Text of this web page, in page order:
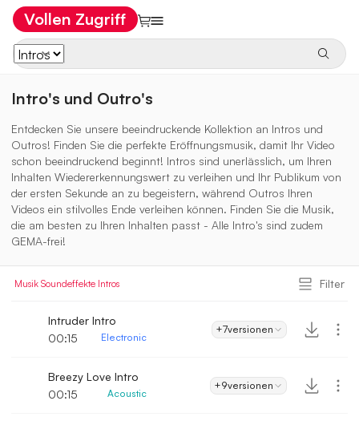
Vollen Zugriff
Intro's und Outro's
Entdecken Sie unsere beeindruckende Kollektion an Intros und
Outros! Finden Sie die perfekte Eröffnungsmusik, damit Ihr Video
schon beeindruckend beginnt! Intros sind unerlässlich, um Ihren
Inhalten Wiedererkennungswert zu verleihen und Ihr Publikum von
der ersten Sekunde an zu begeistern, während Outros Ihren
Videos ein stilvolles Ende verleihen können. Finden Sie die Musik,
die am besten zu Ihren Inhalten passt - Alle Intro's sind zudem
GEMA-frei!
Musik Soundeffekte Intros Filter
Intruder Intro
00:15
Electronic
+7versionen
Breezy Love Intro
00:15
Acoustic
+9versionen